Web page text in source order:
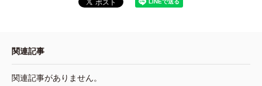
関連記事
関連記事がありません。